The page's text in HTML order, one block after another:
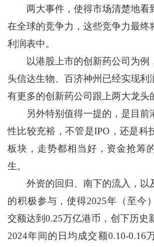
两大事件，使得市场清楚地看
在全球的竞争力，这些竞争力最终
利润表中。
以港股上市的创新药公司为例
头信达生物、百济神州已经实现利
有更多的创新药公司跟上两大龙头
另外特别值得一提的，是目前
性比较充裕，不管是IPO，还是科
板块，走势都相当好，资金抢筹
生。
外资的回归、南下的流入，以
的积极参与，使得2025年（至今
交额达到0.25万亿港币，创下历史
2024年间的日均成交额0.10-0.16